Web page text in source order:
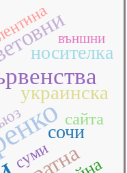
украинска
носителка
сочи
сайта
суми
външни